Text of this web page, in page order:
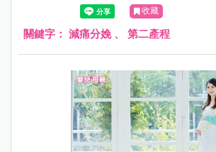
and Gynecology）有一項研究認為沒有必
收藏
關鍵字： 減痛分娩、 第二產程